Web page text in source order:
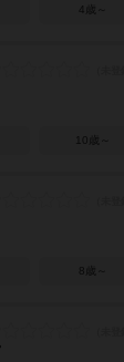
4歳～
10歳～
8歳～